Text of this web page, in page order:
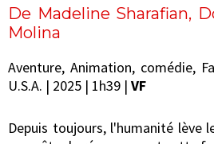
De Madeline Sharafian,
Molina
Aventure, Animation, comédie,
U.S.A. | 2025 | 1h39 | VF
Depuis toujours, l'humanité lève